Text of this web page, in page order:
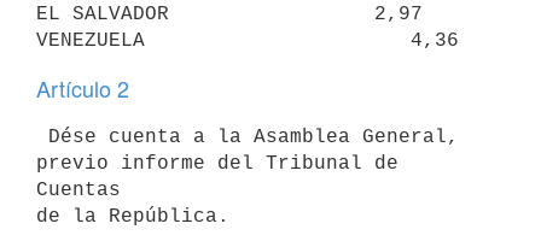
EL SALVADOR                 2,97
Artículo 2
previo informe del Tribunal de
Cuentas